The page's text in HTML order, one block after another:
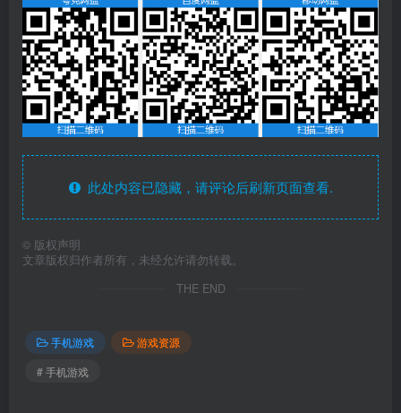
此处内容已隐藏，请评论后刷新页面查看.
© 版权声明
文章版权归作者所有，未经允许请勿转载。
THE END
手机游戏
游戏资源
# 手机游戏